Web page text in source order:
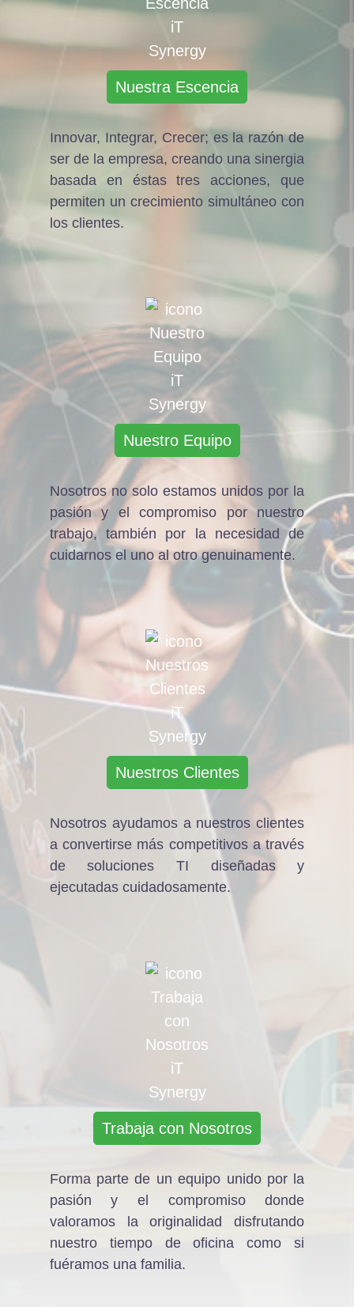
Nuestra Escencia
Innovar, Integrar, Crecer; es la razón de
ser de la empresa, creando una sinergia
basada en éstas tres acciones, que
permiten un crecimiento simultáneo con
los clientes.
Nuestro Equipo
Nosotros no solo estamos unidos por la
pasión y el compromiso por nuestro
trabajo, también por la necesidad de
cuidarnos el uno al otro genuinamente.
Nuestros Clientes
Nosotros ayudamos a nuestros clientes
a convertirse más competitivos a través
de soluciones TI diseñadas y
ejecutadas cuidadosamente.
Trabaja con Nosotros
Forma parte de un equipo unido por la
pasión y el compromiso donde
valoramos la originalidad disfrutando
nuestro tiempo de oficina como si
fuéramos una familia.